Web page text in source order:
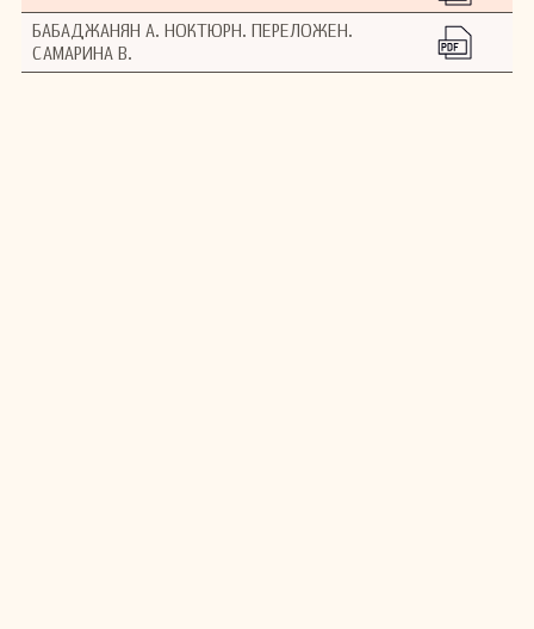
БАБАДЖАНЯН А. НОКТЮРН. ПЕРЕЛОЖЕН.
САМАРИНА В.